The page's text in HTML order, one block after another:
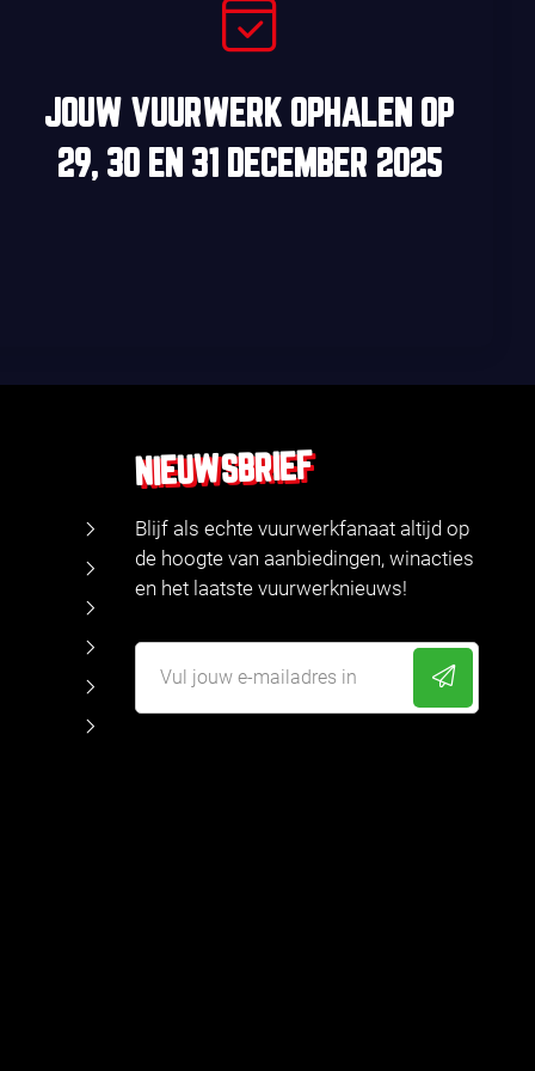
JOUW VUURWERK OPHALEN OP
29, 30EN 31 DECEMBER 2025
NIEUWSBRIEF
Blijf als echte vuurwerkfanaat altijd op
de hoogte van aanbiedingen, winacties
en het laatste vuurwerknieuws!